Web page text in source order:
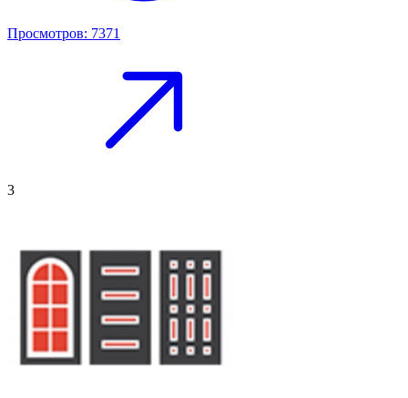
Просмотров: 7371
3